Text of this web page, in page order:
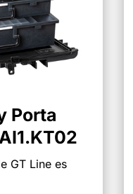
Porta
GT Line es